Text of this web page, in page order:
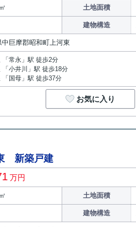
土地面積
建物構造
中巨摩郡昭和町上河東
「常永」駅 徒歩2分
「小井川」駅 徒歩18分
「国母」駅 徒歩37分
お気に入り
新築戸建
万円
土地面積
建物構造